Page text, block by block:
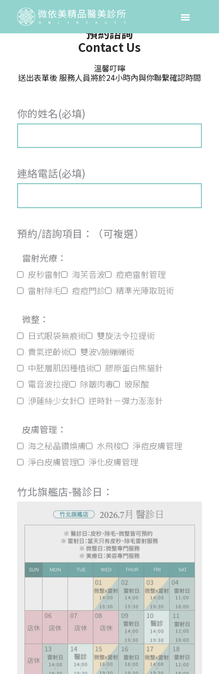
預約諮詢
Contact Us
溫馨叮嚀
送出表單後 服務人員將於24小時內與你聯繫確認時間
你的姓名(必填)
連絡電話(必填)
預約/諮詢項目：（可複選）
雷射光療：
皮秒雷射 海芙音波
痘疤雷射管理
雷射除毛
痘痘門診 精準光陣取斑術
微整：
日式眼袋無痕術
雙旋法令拉提術
貴氣逆齡術
雙波V臉繃繃術
中胚層肌因種植術
膠原蛋白熊貓針
電音波拉提
除皺肉毒
玻尿酸
洢蓮絲少女針
逆時針－彈力澎澎針
皮膚管理：
海之秘晶鑽煥膚 水飛梭
淨痘皮膚管理
淨白皮膚管理
淨化皮膚管理
竹北旗艦店-醫診日：